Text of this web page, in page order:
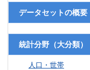
データセットの概要
統計分野（大分類）
人口・世帯